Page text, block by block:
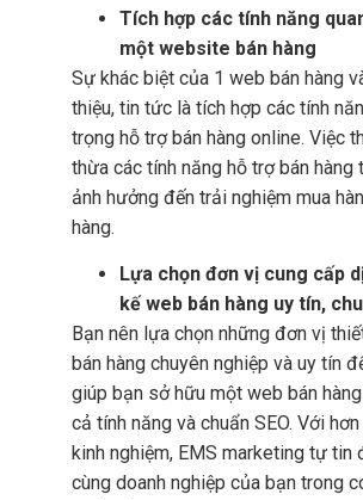
Tích hợp các tính năng
một website bán hàng
Sự khác biệt của 1 web bán hàng
thiệu, tin tức là tích hợp các tính
trọng hỗ trợ bán hàng online. Việc
thừa các tính năng hỗ trợ bán hàng
ảnh hưởng đến trải nghiệm mua
hàng.
Lựa chọn đơn vị cung cấp
kế web bán hàng uy tín,
Bạn nên lựa chọn những đơn vị
bán hàng chuyên nghiệp và uy tín
giúp bạn sở hữu một web bán
cả tính năng và chuẩn SEO. Với
kinh nghiệm, EMS marketing tự tin
cùng doanh nghiệp của bạn trong